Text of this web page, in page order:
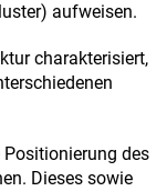
aufweisen.
charakterisiert,
des
Dieses sowie